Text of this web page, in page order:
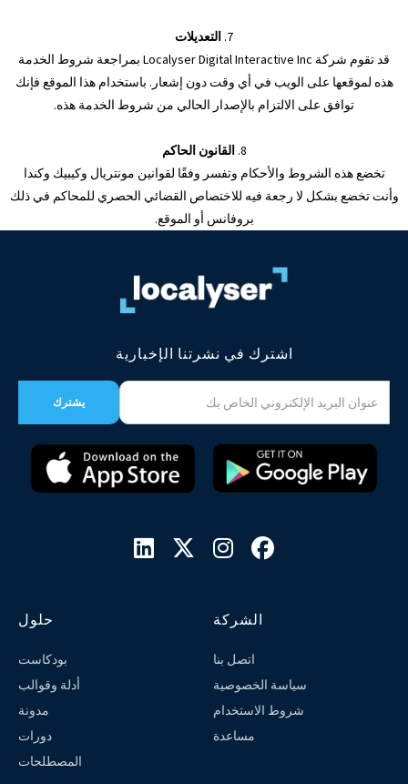
7. التعديلات
قد تقوم شركة Localyser Digital Interactive Inc بمراجعة شروط الخدمة
هذه لموقعها على الويب في أي وقت دون إشعار. باستخدام هذا الموقع فإنك
توافق على الالتزام بالإصدار الحالي من شروط الخدمة هذه.
8. القانون الحاكم
تخضع هذه الشروط والأحكام وتفسر وفقًا لقوانين مونتريال وكيبيك وكندا
وأنت تخضع بشكل لا رجعة فيه للاختصاص القضائي الحصري للمحاكم في ذلك
بروفانس أو الموقع.
اشترك في نشرتنا الإخبارية




الشركة
اتصل بنا
سياسة الخصوصية
شروط الاستخدام
مساعدة
حلول
بودكاست
أدلة وقوالب
مدونة
دورات
المصطلحات